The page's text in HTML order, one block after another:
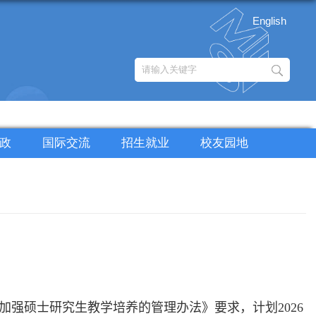
English
国际交流 招生就业 校友园地
强硕士研究生教学培养的管理办法》要求，计划2026